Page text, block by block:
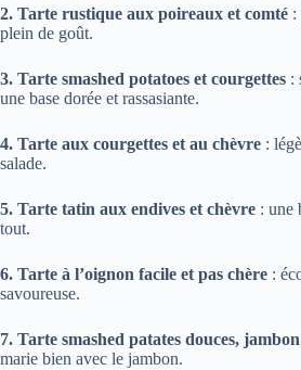
2. Tarte rustique aux poireaux et comté :
plein de goût.
3. Tarte smashed potatoes et courgettes :
une base dorée et rassasiante.
4. Tarte aux courgettes et au chèvre :
salade.
5. Tarte tatin aux endives et chèvre : une
tout.
6. Tarte à l’oignon facile et pas chère :
savoureuse.
7. Tarte smashed patates douces,
marie bien avec le jambon.